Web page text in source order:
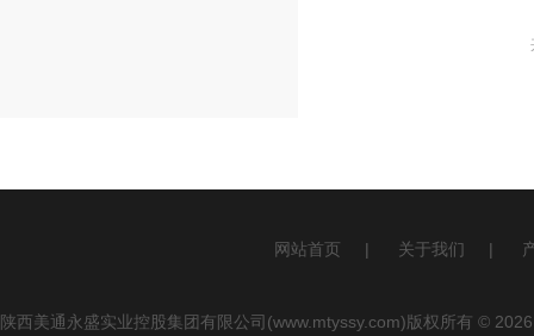
网站首页 | 关于我们 |
陕西美通永盛实业控股集团有限公司(www.mtyssy.com)版权所有 © 2026